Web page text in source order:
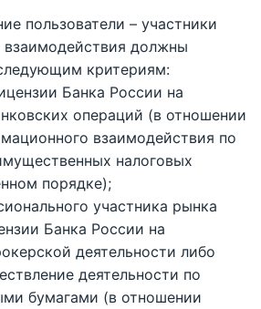
пользователи – участники
должны
критериям:
Банка России на
операций (в отношении
взаимодействия по
налоговых
порядке);
участника рынка
Банка России на
деятельности либо
деятельности по
бумагами (в отношении